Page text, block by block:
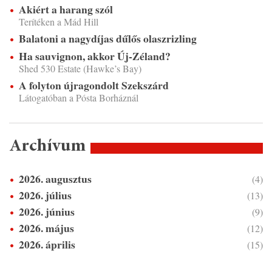
Akiért a harang szól
Terítéken a Mád Hill
Balatoni a nagydíjas dűlős olaszrizling
Ha sauvignon, akkor Új-Zéland?
Shed 530 Estate (Hawke’s Bay)
A folyton újragondolt Szekszárd
Látogatóban a Pósta Borháznál
Archívum
2026. augusztus (4)
2026. július (13)
2026. június (9)
2026. május (12)
2026. április (15)